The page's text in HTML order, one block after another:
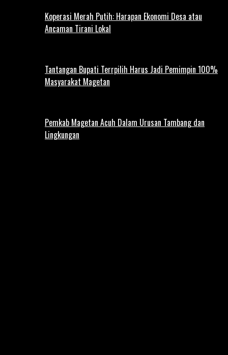
Koperasi Merah Putih: Harapan Ekonomi Desa atau
Ancaman Tirani Lokal
Tantangan Bupati Terrpilih Harus Jadi Pemimpin 100%
Masyarakat Magetan
Pemkab Magetan Acuh Dalam Urusan Tambang dan
Lingkungan